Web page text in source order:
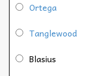
Ortega
Tanglewood
Blasius